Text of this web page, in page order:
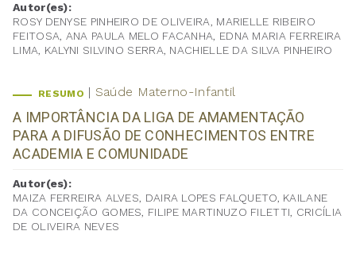
Autor(es):
ROSY DENYSE PINHEIRO DE OLIVEIRA, MARIELLE RIBEIRO
FEITOSA, ANA PAULA MELO FACANHA, EDNA MARIA FERREIRA
LIMA, KALYNI SILVINO SERRA, NACHIELLE DA SILVA PINHEIRO
RESUMO Saúde Materno-Infantil
A IMPORTÂNCIA DA LIGA DE AMAMENTAÇÃO
PARA A DIFUSÃO DE CONHECIMENTOS ENTRE
ACADEMIA E COMUNIDADE
Autor(es):
MAIZA FERREIRA ALVES, DAIRA LOPES FALQUETO, KAILANE
DA CONCEIÇÃO GOMES, FILIPE MARTINUZO FILETTI, CRICÍLIA
DE OLIVEIRA NEVES